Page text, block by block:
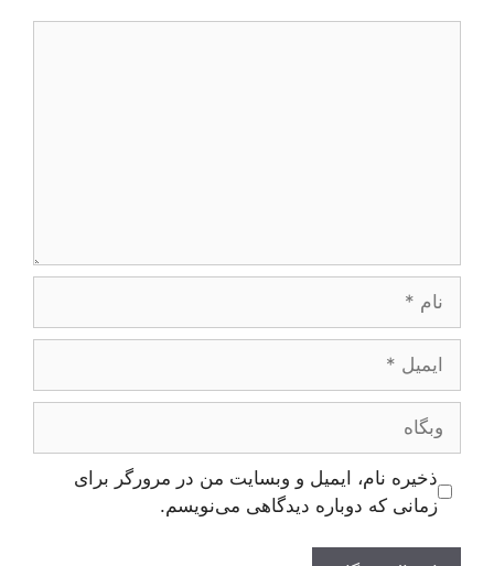
وبگاه
ذخیره نام، ایمیل و وبسایت من در مرورگر برای
زمانی که دوباره دیدگاهی می‌نویسم.